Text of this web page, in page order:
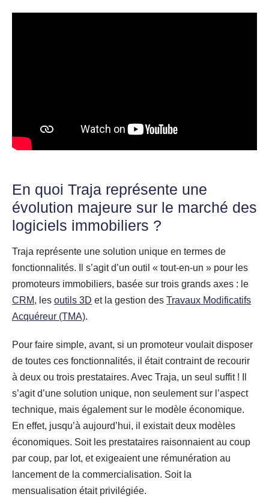
En quoi Traja représente une
évolution majeure sur le marché des
logiciels immobiliers ?
Traja représente une solution unique en termes de
fonctionnalités. Il s’agit d’un outil « tout-en-un » pour les
promoteurs immobiliers, basée sur trois grands axes : le
CRM, les outils 3D et la gestion des Travaux Modificatifs
Acquéreur (TMA).
Pour faire simple, avant, si un promoteur voulait disposer
de toutes ces fonctionnalités, il était contraint de recourir
à deux ou trois prestataires. Avec Traja, un seul suffit ! Il
s’agit d’une solution unique, non seulement sur l’aspect
technique, mais également sur le modèle économique.
En effet, jusqu’à aujourd’hui, il existait deux modèles
économiques. Soit les prestataires raisonnaient au coup
par coup, par lot, et exigeaient une rémunération au
lancement de la commercialisation. Soit la
mensualisation était privilégiée.